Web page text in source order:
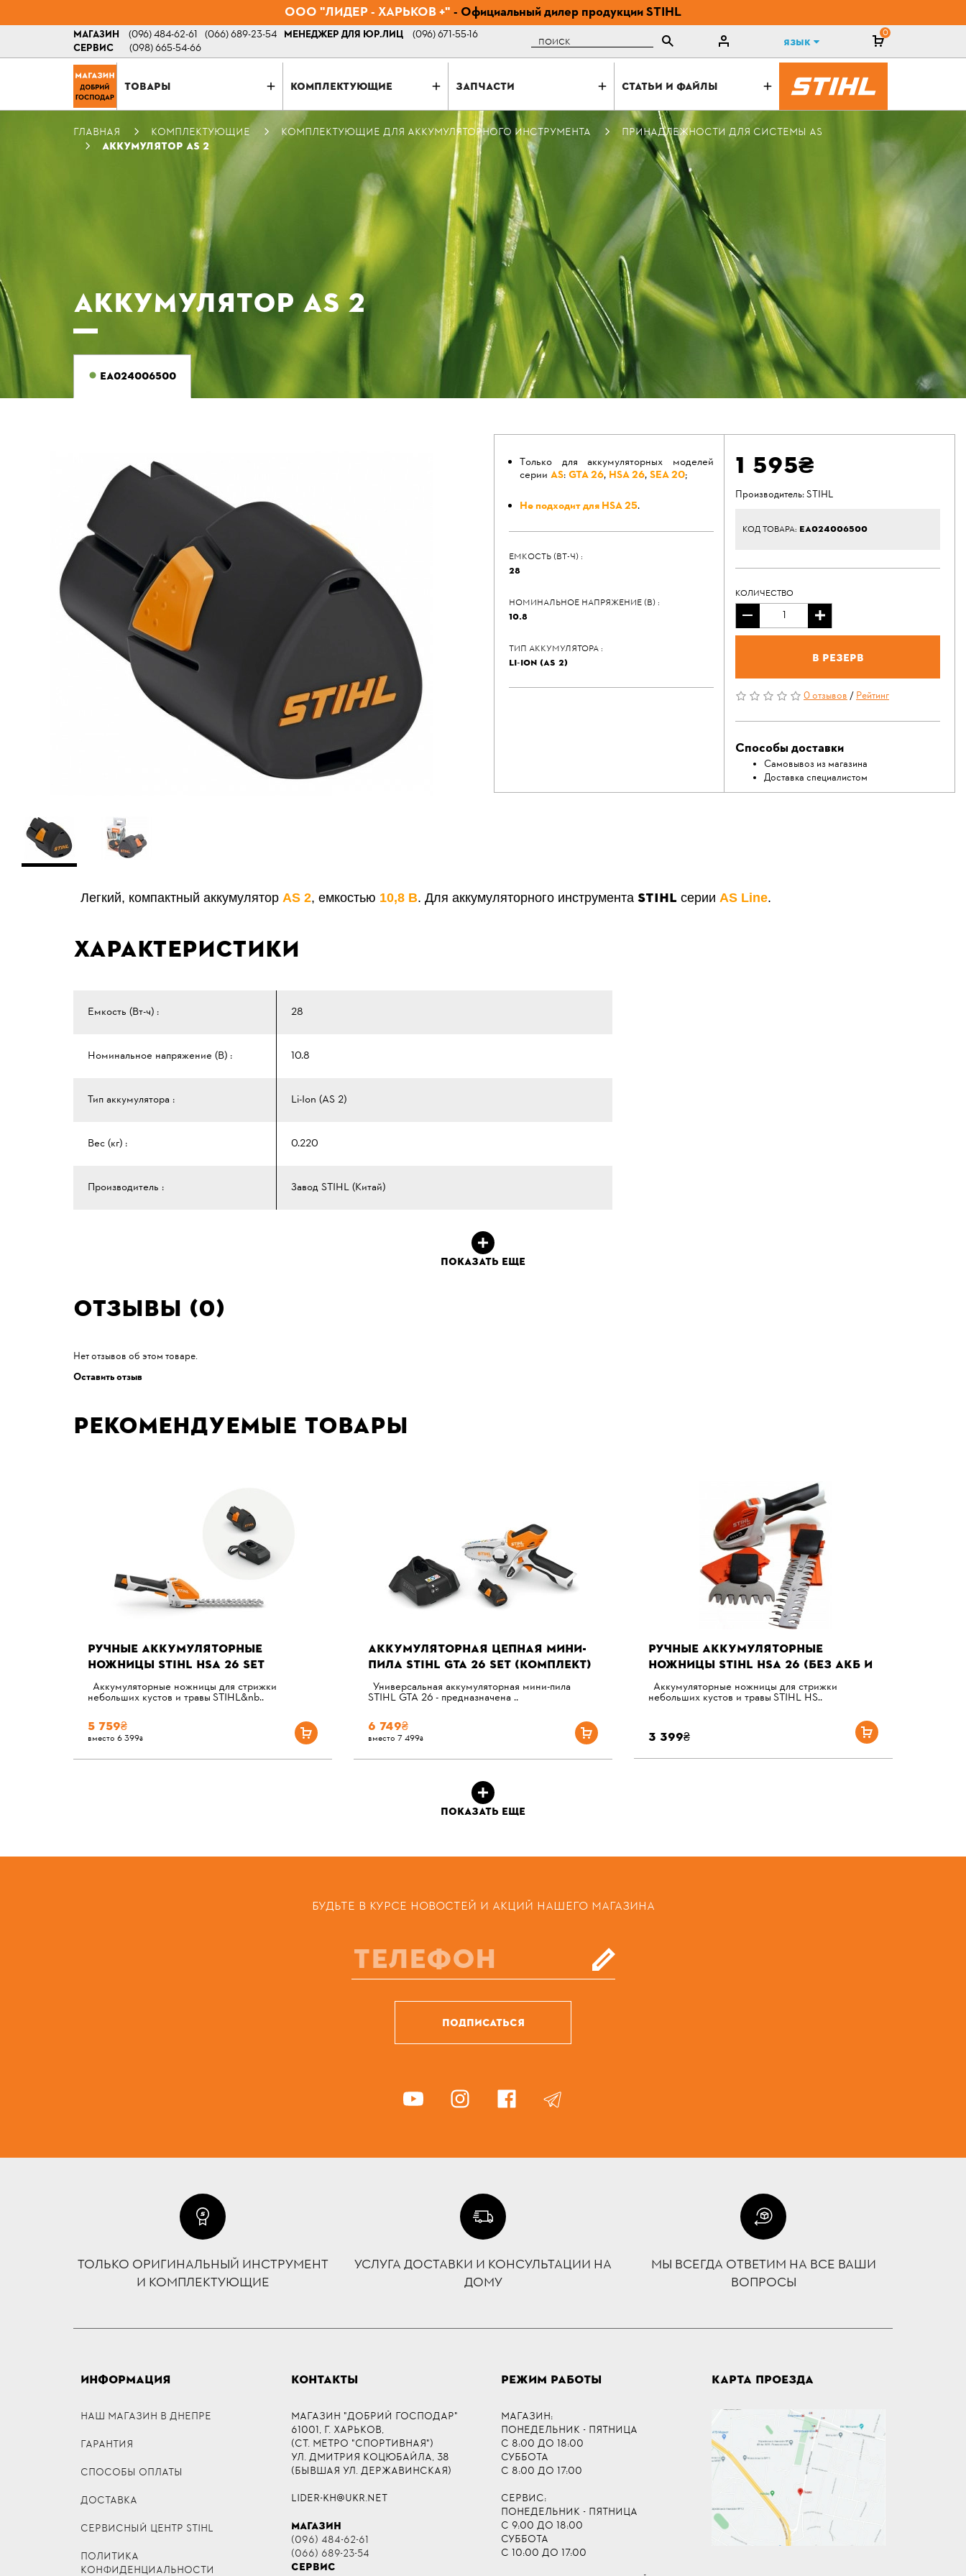
ООО "ЛИДЕР - ХАРЬКОВ +" - Официальный дилер продукции STIHL
МАГАЗИН (096) 484-62-61 (066) 689-23-54 МЕНЕДЖЕР ДЛЯ ЮР.ЛИЦ
(096) 671-55-16
СЕРВИС
(098) 665-54-66 Поиск Язык
0
ТОВАРЫ КОМПЛЕКТУЮЩИЕ ЗАПЧАСТИ СТАТЬИ И ФАЙЛЫ
ГЛАВНАЯ КОМПЛЕКТУЮЩИЕ КОМПЛЕКТУЮЩИЕ ДЛЯ АККУМУЛЯТОРНОГО ИНСТРУМЕНТА
ПРИНАДЛЕЖНОСТИ ДЛЯ СИСТЕМЫ AS
АККУМУЛЯТОР AS 2
АККУМУЛЯТОР AS 2
EA024006500
Только для аккумуляторных моделей
серии AS:GTA 26, HSA 26,SEA 20;
Не подходит для HSA 25.
ЕМКОСТЬ (ВТ-Ч) :
28
НОМИНАЛЬНОЕ НАПРЯЖЕНИЕ (В) :
10.8
ТИП АККУМУЛЯТОРА :
LI-ION (AS 2)
1 595₴
Производитель:STIHL
КОД ТОВАРА: EA024006500
КОЛИЧЕСТВО
В резерв
0 отзывов/Рейтинг
Способы доставки
Самовывоз из магазина
Доставка специалистом
Легкий, компактный аккумулятор AS 2, емкостью 10,8 В. Для аккумуляторного инструмента STIHL серии AS Line.
Характеристики
Емкость (Вт-ч) : 28
Номинальное напряжение (В) : 10.8
Тип аккумулятора : Li-Ion (AS 2)
Вес (кг) : 0.220
Производитель : Завод STIHL (Китай)
ПОКАЗАТЬ ЕЩЕ
Отзывы (0)
Нет отзывов об этом товаре.
Оставить отзыв
Рекомендуемые товары
РУЧНЫЕ АККУМУЛЯТОРНЫЕ
НОЖНИЦЫ STIHL HSА 26 SET
(КОМПЛЕКТ)
Аккумуляторные ножницы для стрижки
небольших кустов и травы STIHL&nb..
5 759₴
вместо 6 399₴
АККУМУЛЯТОРНАЯ ЦЕПНАЯ МИНИ-
ПИЛА STIHL GTA 26 SET (КОМПЛЕКТ)
Универсальная аккумуляторная мини-пила
STIHL GTA 26 - предназначена ..
6 749₴
вместо 7 499₴
РУЧНЫЕ АККУМУЛЯТОРНЫЕ
НОЖНИЦЫ STIHL HSА 26 (БЕЗ АКБ И
З/У)
Аккумуляторные ножницы для стрижки
небольших кустов и травы STIHL HS..
3 399₴
ПОКАЗАТЬ ЕЩЕ
БУДЬТЕ В КУРСЕ НОВОСТЕЙ И АКЦИЙ НАШЕГО МАГАЗИНА
ПОДПИСАТЬСЯ
ТОЛЬКО ОРИГИНАЛЬНЫЙ ИНСТРУМЕНТ
И КОМПЛЕКТУЮЩИЕ
УСЛУГА ДОСТАВКИ И КОНСУЛЬТАЦИИ НА
ДОМУ
МЫ ВСЕГДА ОТВЕТИМ НА ВСЕ ВАШИ
ВОПРОСЫ
ИНФОРМАЦИЯ
НАШ МАГАЗИН В ДНЕПРЕ
ГАРАНТИЯ
СПОСОБЫ ОПЛАТЫ
ДОСТАВКА
СЕРВИСНЫЙ ЦЕНТР STIHL
ПОЛИТИКА
КОНФИДЕНЦИАЛЬНОСТИ
КОНТАКТЫ
МАГАЗИН "ДОБРИЙ ГОСПОДАР"
61001, Г. ХАРЬКОВ,
(СТ. МЕТРО "СПОРТИВНАЯ")
УЛ. ДМИТРИЯ КОЦЮБАЙЛА, 38
(БЫВШАЯ УЛ. ДЕРЖАВИНСКАЯ)
LIDER-KH@UKR.NET
МАГАЗИН
(096) 484-62-61
(066) 689-23-54
СЕРВИС
РЕЖИМ РАБОТЫ
МАГАЗИН:
ПОНЕДЕЛЬНИК - ПЯТНИЦА
С 8:00 ДО 18:00
СУББОТА
С 8:00 ДО 17:00
СЕРВИС:
ПОНЕДЕЛЬНИК - ПЯТНИЦА
С 9:00 ДО 18:00
СУББОТА
С 10:00 ДО 17:00
КАРТА ПРОЕЗДА